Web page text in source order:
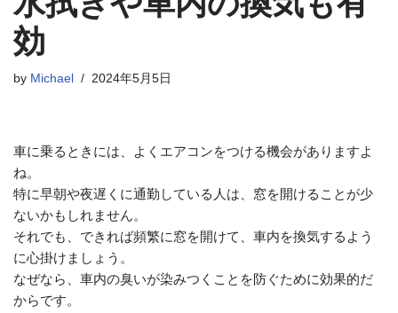
へ
ス
キ
ッ
効
by Michael 2024年5月5日
車に乗るときには、よくエアコンをつける機会がありますよ
ね。
特に早朝や夜遅くに通勤している人は、窓を開けることが少
ないかもしれません。
それでも、できれば頻繁に窓を開けて、車内を換気するよう
に心掛けましょう。
なぜなら、車内の臭いが染みつくことを防ぐために効果的だ
からです。